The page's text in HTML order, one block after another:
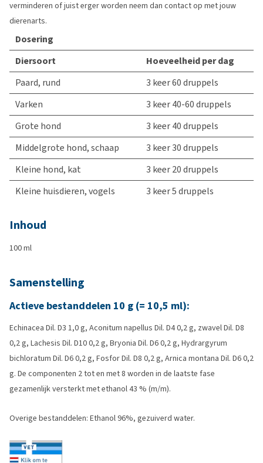
verminderen of juist erger worden neem dan contact op met jouw
dierenarts.
Dosering
Diersoort
Hoeveelheid per dag
Paard, rund
3 keer 60 druppels
Varken
3 keer 40-60 druppels
Grote hond
3 keer 40 druppels
Middelgrote hond, schaap
3 keer 30 druppels
Kleine hond, kat
3 keer 20 druppels
Kleine huisdieren, vogels
3 keer 5 druppels
Inhoud
100 ml
Samenstelling
Actieve bestanddelen 10 g (= 10,5 ml):
Echinacea Dil. D3 1,0 g, Aconitum napellus Dil. D4 0,2 g, zwavel Dil. D8
0,2 g, Lachesis Dil. D10 0,2 g, Bryonia Dil. D6 0,2 g, Hydrargyrum
bichloratum Dil. D6 0,2 g, Fosfor Dil. D8 0,2 g, Arnica montana Dil. D6 0,2
g. De componenten 2 tot en met 8 worden in de laatste fase
gezamenlijk versterkt met ethanol 43 % (m/m).
Overige bestanddelen: Ethanol 96%, gezuiverd water.